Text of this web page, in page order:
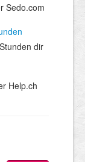
Sedo.com
dir
Help.ch